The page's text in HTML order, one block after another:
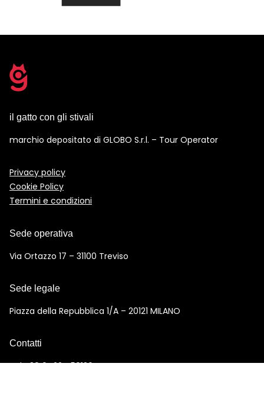
il gatto con gli stivali
marchio depositato di GLOBO S.r.l. – Tour Operator
Privacy policy
Cookie Policy
Termini e condizioni
Sede operativa
Via Ortazzo 17 – 31100 Treviso
Sede legale
Piazza della Repubblica 1/A – 20121 MILANO
Contatti
Tel +39 0422 450136